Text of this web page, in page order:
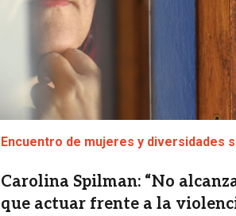
Encuentro de mujeres y diversidades
Carolina Spilman: “No
que actuar frente a la